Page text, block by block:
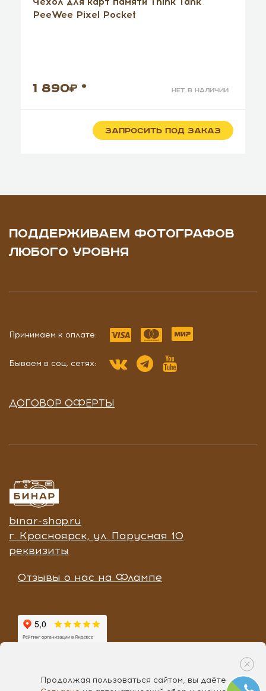
PeeWee Pixel Pocket
1 890 * нет в наличии
ЗАПРОСИТЬ ПОД ЗАКАЗ
ПОДДЕРЖИВАЕМ ФОТОГРАФОВ
ЛЮБОГО УРОВНЯ
Принимаем к оплате:
Бываем в соц. сетях:
ДОГОВОР ОФЕРТЫ
binar-shop.ru
г. Красноярск, ул. Парусная 10
реквизиты
Отзывы о нас на Флампе
Продолжая пользоваться сайтом, вы даёте